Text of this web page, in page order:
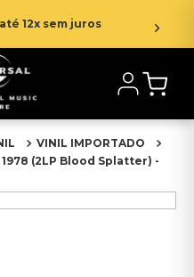
12x sem juros
VINIL IMPORTADO
(2LP Blood Splatter) -